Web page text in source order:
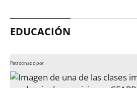
EDUCACIÓN
Patrocinado por